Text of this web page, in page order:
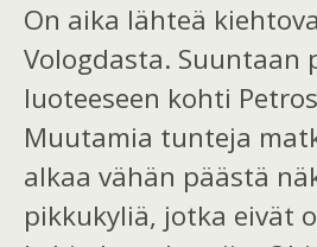
On aika lähteä
Vologdasta. Suuntaan
luoteeseen kohti
Muutamia tunteja
alkaa vähän päästä
pikkukyliä, jotka eivät